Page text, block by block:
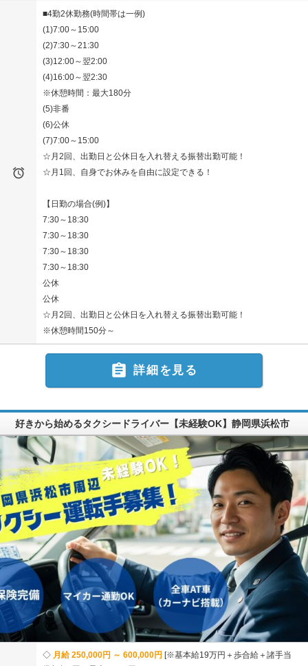

■4勤2休勤務(時間帯は一例)
(1)7:00～15:00
(2)7:30～21:30
(3)12:00～翌2:00
(4)16:00～翌2:30
※休憩時間：最大180分
(5)非番
(6)公休
(7)7:00～15:00
☆月2回、出勤日と公休日を入れ替える振替出勤可能！
☆月1回、自身でお休みを自由に設定できる！
【日勤の場合(例)】
7:30～18:30
7:30～18:30
7:30～18:30
7:30～18:30
公休
公休
☆月2回、出勤日と公休日を入れ替える振替出勤可能！
※休憩時間150分～
 詳細を見る
好きから始めるタクシードライバー【未経験OK】静岡県浜松市
月給 250,000円 ～ 600,000円 ※基本給19万円＋歩合給＋諸手当